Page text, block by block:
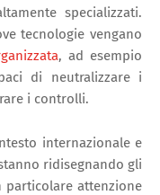
specializzati.
tecnologie vengano
, ad esempio
di neutralizzare i
i controlli.
internazionale e
ridisegnando gli
particolare attenzione